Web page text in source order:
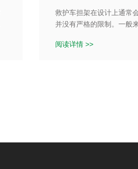
救护车担架在设计上通常
并没有严格的限制。一般
中，还是需要注意一些重
阅读详情 >>